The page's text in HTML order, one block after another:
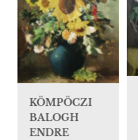
KÖMPÖCZI
BALOGH
ENDRE